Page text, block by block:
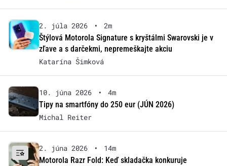
2. júla 2026 •
2m
Štýlová Motorola Signature s kryštálmi Swarovski je v
zľave a s darčekmi, nepremeškajte akciu
Katarína Šimková
10. júna 2026 •
4m
Tipy na smartfóny do 250 eur (JÚN 2026)
Michal Reiter
2. júna 2026 •
14m
Motorola Razr Fold: Keď skladačka konkuruje